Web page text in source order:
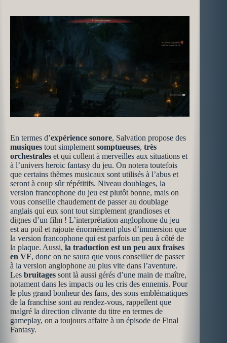
En termes d’expérience sonore, Salvation propose des
musiques tout simplement somptueuses, très
orchestrales et qui collent à merveilles aux situations et
à l’univers heroic fantasy du jeu. On notera toutefois
que certains thèmes musicaux sont utilisés à l’abus et
seront à coup sûr répétitifs. Niveau doublages, la
version francophone du jeu est plutôt bonne, mais on
vous conseille chaudement de passer au doublage
anglais qui eux sont tout simplement grandioses et
dignes d’un film ! L’interprétation anglophone du jeu
est au poil et rajoute énormément plus d’immersion que
la version francophone qui est parfois un peu à côté de
la plaque. Aussi, la traduction est un peu aux fraises
en VF, donc on ne saura que vous conseiller de passer
à la version anglophone au plus vite dans l’aventure.
Les bruitages sont là aussi gérés d’une main de maître,
notament dans les impacts ou les cris des ennemis. Pour
le plus grand bonheur des fans, des sons emblématiques
de la franchise sont au rendez-vous, rappellent que
malgré la direction clivante du titre en termes de
gameplay, on a toujours affaire à un épisode de Final
Fantasy.